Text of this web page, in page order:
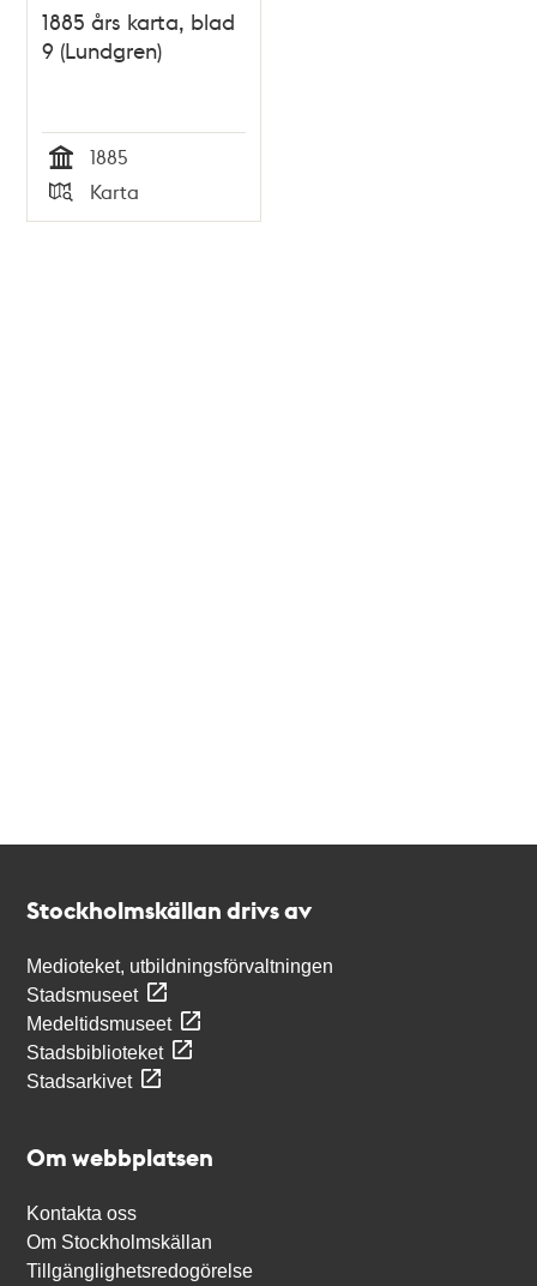
1885 års karta, blad
9 (Lundgren)
Tid
1885
Typ
Karta
Stockholmskällan drivs av
Medioteket, utbildningsförvaltningen
Stadsmuseet
Medeltidsmuseet
Stadsbiblioteket
Stadsarkivet
Om webbplatsen
Kontakta oss
Om Stockholmskällan
Tillgänglighetsredogörelse